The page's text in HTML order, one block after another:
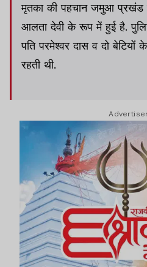
मृतका की पहचान जमुआ प्रखंड के
आलता देवी के रूप में हुई है.
पति परमेश्वर दास व दो
रहती थी.